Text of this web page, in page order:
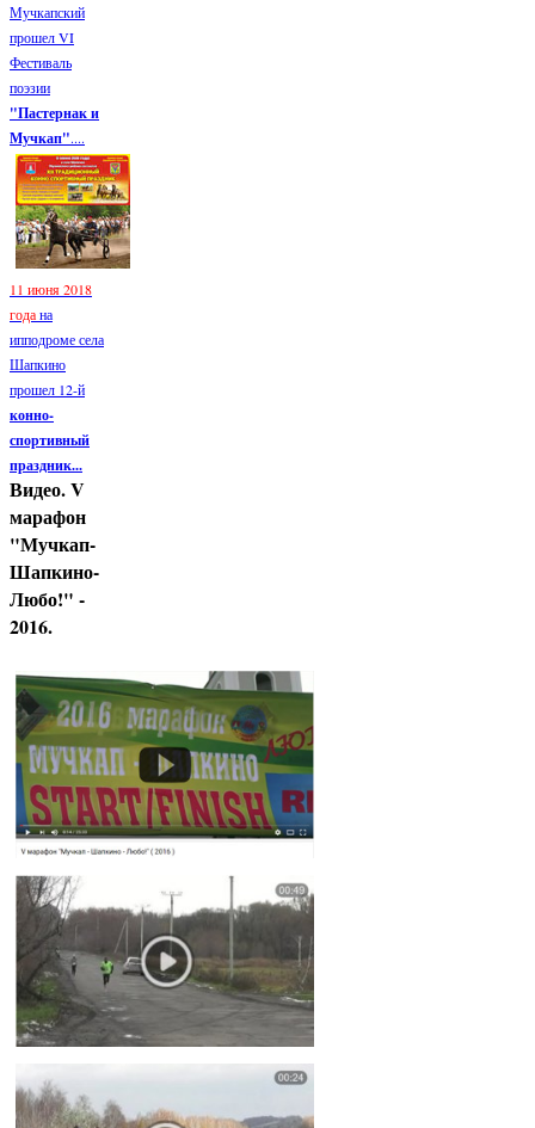
Мучкапский
прошел VI
Фестиваль
поэзии
"Пастернак и
Мучкап"....
11 июня 2018
годана
ипподроме села
Шапкино
прошел 12-й
конно-
спортивный
праздник...
Видео. V
марафон
"Мучкап-
Шапкино-
Любо!" -
2016.